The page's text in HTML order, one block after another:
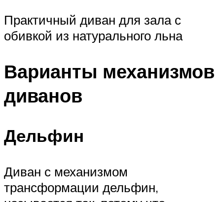
Практичный диван для зала с
обивкой из натурального льна
Варианты механизмов
диванов
Дельфин
Диван с механизмом
трансформации дельфин,